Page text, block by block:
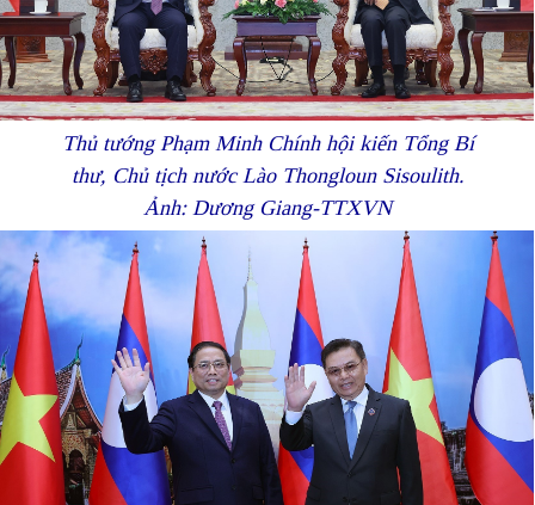
Thủ tướng Phạm Minh Chính hội kiến Tổng Bí
thư, Chủ tịch nước Lào Thongloun Sisoulith.
Ảnh: Dương Giang-TTXVN